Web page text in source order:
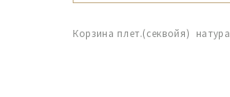
Корзина плет.(секвойя)